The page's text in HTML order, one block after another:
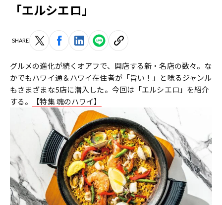
「エルシエロ」
SHARE
グルメの進化が続くオアフで、開店する新・名店の数々。な
かでもハワイ通＆ハワイ在住者が「旨い！」と唸るジャンル
もさまざまな5店に潜入した。今回は「エルシエロ」を紹介
する。
【特集 魂のハワイ】